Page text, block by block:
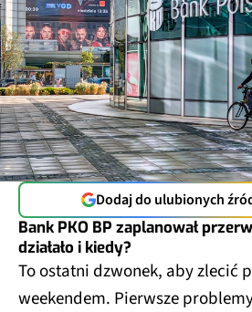
Dodaj do ulubionych
Bank PKO BP zaplanował
działało i kiedy?
To ostatni dzwonek, aby zlecić
weekendem. Pierwsze